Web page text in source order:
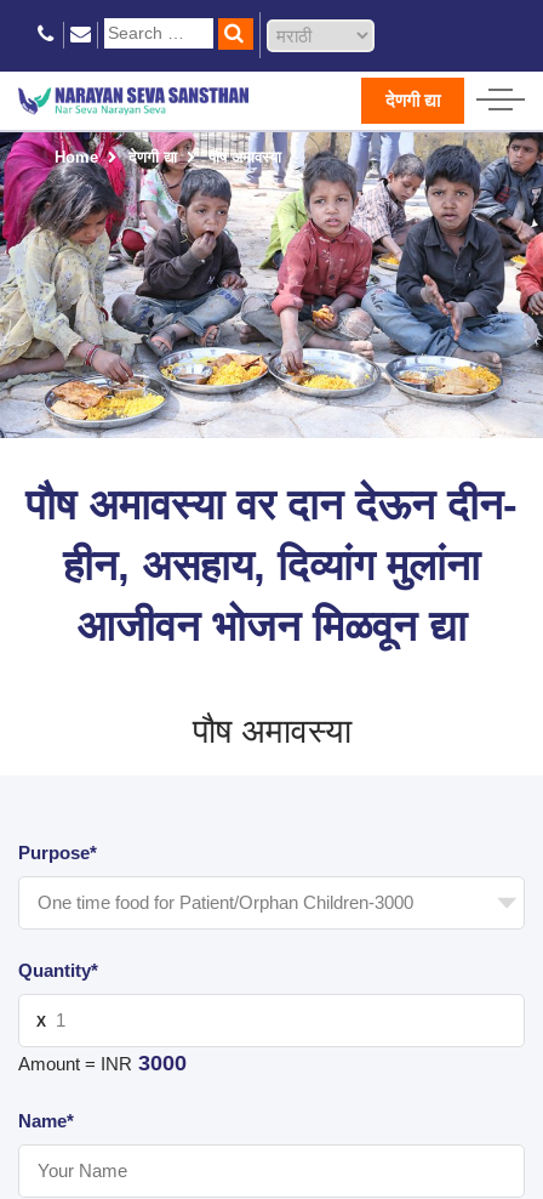
देणगी द्या
Home देणगी द्या पौष अमावस्या
पौष अमावस्या वर दान देऊन दीन-
हीन, असहाय, दिव्यांग मुलांना
आजीवन भोजन मिळवून द्या
पौष अमावस्या
Purpose*
Quantity*
X
Amount = INR 3000
Name*